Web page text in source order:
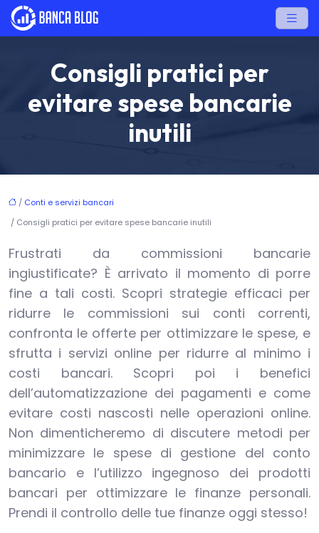
Consigli pratici per
evitare spese bancarie
inutili
/ Conti e servizi bancari
/ Consigli pratici per evitare spese bancarie inutili
Frustrati da commissioni bancarie
ingiustificate? È arrivato il momento di porre
fine a tali costi. Scopri strategie efficaci per
ridurre le commissioni sui conti correnti,
confronta le offerte per ottimizzare le spese, e
sfrutta i servizi online per ridurre al minimo i
costi bancari. Scopri poi i benefici
dell’automatizzazione dei pagamenti e come
evitare costi nascosti nelle operazioni online.
Non dimenticheremo di discutere metodi per
minimizzare le spese di gestione del conto
bancario e l’utilizzo ingegnoso dei prodotti
bancari per ottimizzare le finanze personali.
Prendi il controllo delle tue finanze oggi stesso!